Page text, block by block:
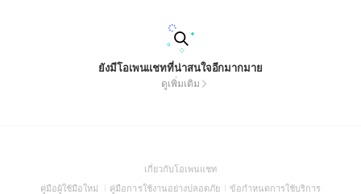
ยังมีโอเพนแชทที่น่าสนใจอีกมากมาย
ดูเพิ่มเติม
เกี่ยวกับโอเพนแชท(Open
in
คู่มือผู้ใช้มือใหม่ (Open
คู่มือการใช้งานอย่างปลอดภัย(Open
ข้อกำหนดการใช้บริการ(Open